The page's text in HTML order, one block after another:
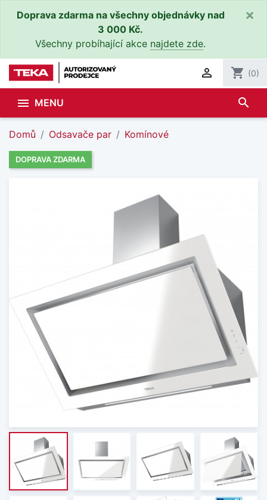
Doprava zdarma na všechny objednávky nad
3 000 Kč.
Všechny probíhající akce najdete zde.
×
 shopping_cart (0)
 MENU search
Domů Odsavače par Komínové
DOPRAVA ZDARMA